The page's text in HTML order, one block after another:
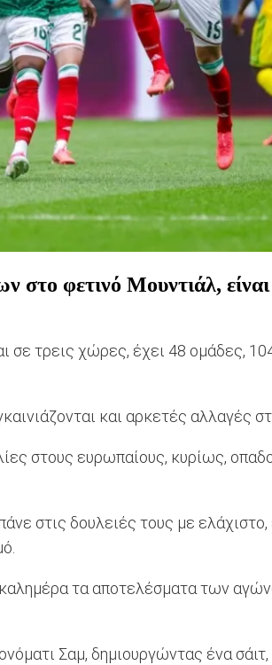
στο φετινό Μουντιάλ,
τρεις χώρες, έχει 48 ομάδες,
και αρκετές αλλαγές
στους ευρωπαίους, κυρίως,
στις δουλειές τους με
τα αποτελέσματα των
Σαμ, δημιουργώντας ένα σάιτ,